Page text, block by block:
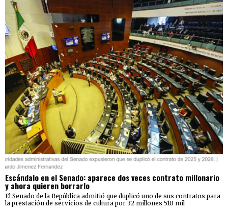
Escándalo en el Senado: aparece dos veces contrato millonario
y ahora quieren borrarlo
El Senado de la República admitió que duplicó uno de sus contratos para
la prestación de servicios de cultura por 32 millones 510 mil